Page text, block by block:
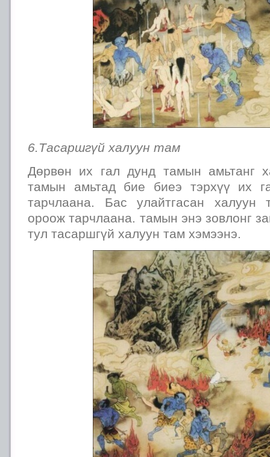
6.Тасаршгүй халуун там
Дөрвөн их гал дунд тамын амьтанг
тамын амьтад бие биеэ тэрхүү их
тарчлаана. Бас улайтгасан халуун
ороож тарчлаана. тамын энэ зовлонг
тул тасаршгүй халуун там хэмээнэ.